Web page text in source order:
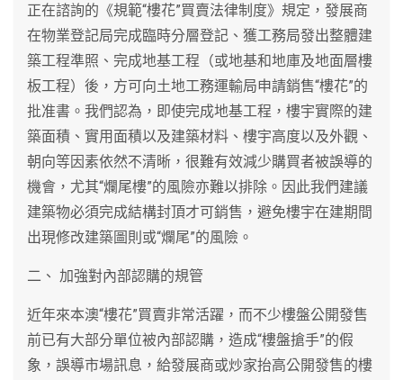
正在諮詢的《規範“樓花”買賣法律制度》規定，發展商
在物業登記局完成臨時分層登記、獲工務局發出整體建
築工程準照、完成地基工程（或地基和地庫及地面層樓
板工程）後，方可向土地工務運輸局申請銷售“樓花”的
批准書。我們認為，即使完成地基工程，樓宇實際的建
築面積、實用面積以及建築材料、樓宇高度以及外觀、
朝向等因素依然不清晰，很難有效減少購買者被誤導的
機會，尤其“爛尾樓”的風險亦難以排除。因此我們建議
建築物必須完成結構封頂才可銷售，避免樓宇在建期間
出現修改建築圖則或“爛尾”的風險。
二、 加強對內部認購的規管
近年來本澳“樓花”買賣非常活躍，而不少樓盤公開發售
前已有大部分單位被內部認購，造成“樓盤搶手”的假
象，誤導市場訊息，給發展商或炒家抬高公開發售的樓